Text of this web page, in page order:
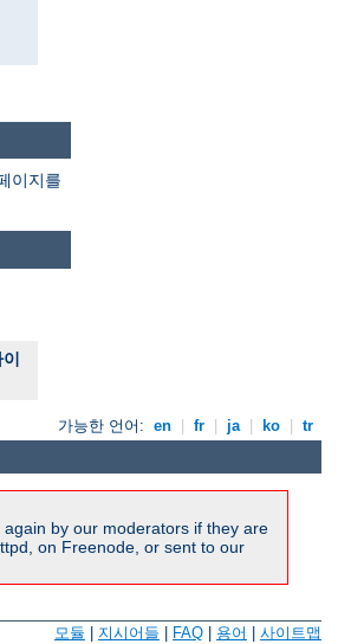
이지를
가능한 언어: en | fr | ja | ko | tr
by our moderators if they are
on Freenode, or sent to our
모듈 지시어들 FAQ 용어 사이트맵